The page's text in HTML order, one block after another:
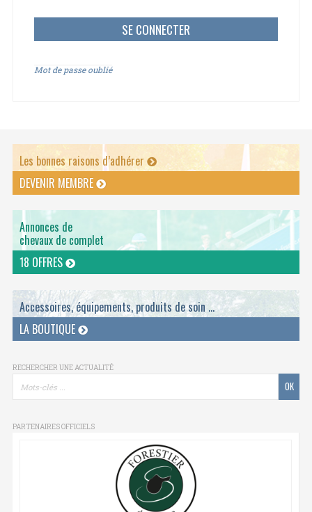
Mot de passe oublié
Les bonnes raisons d’adhérer
DEVENIR MEMBRE
Annonces de
chevaux de complet
18 OFFRES
Accessoires, équipements, produits de soin ...
LA BOUTIQUE
RECHERCHER UNE ACTUALITÉ
PARTENAIRES OFFICIELS